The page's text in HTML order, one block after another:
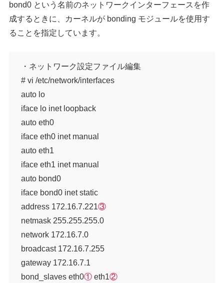
bond0 という名前のネットワークインターフェースを作
成するときに、カーネルが bonding モジュールを使用す
ることを指定しています。
・ネットワーク設定ファイル編集
# vi /etc/network/interfaces
auto lo
iface lo inet loopback
auto eth0
iface eth0 inet manual
auto eth1
iface eth1 inet manual
auto bond0
iface bond0 inet static
address 172.16.7.221③
netmask 255.255.255.0
network 172.16.7.0
broadcast 172.16.7.255
gateway 172.16.7.1
bond_slaves eth0① eth1②